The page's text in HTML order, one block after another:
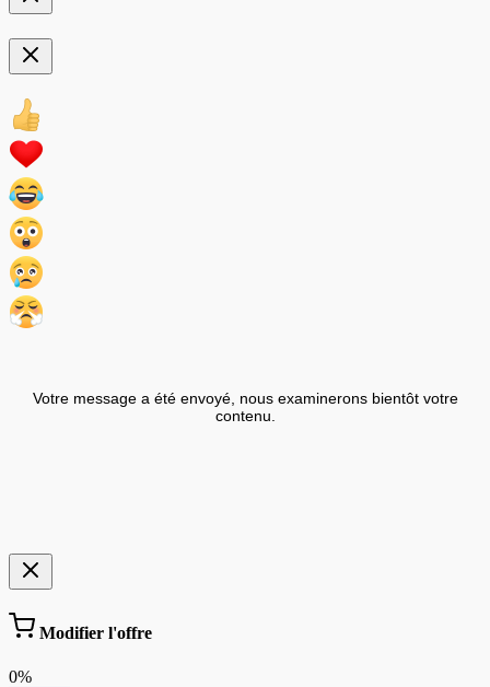
Votre message a été envoyé, nous examinerons bientôt votre
contenu.
Modifier l'offre
0%